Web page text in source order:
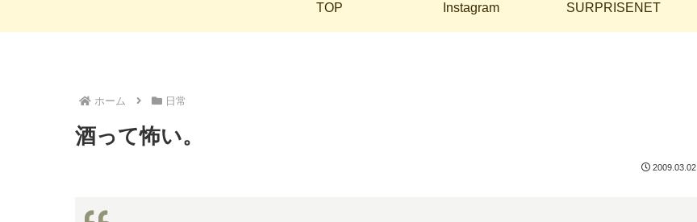
TOP Instagram SURPRISENET
ホーム 日常
酒って怖い。
2009.03.02